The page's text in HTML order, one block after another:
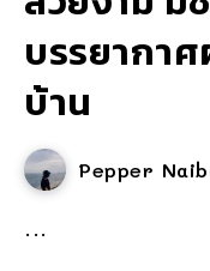
บรรยากา
บ้าน
Pepper
...